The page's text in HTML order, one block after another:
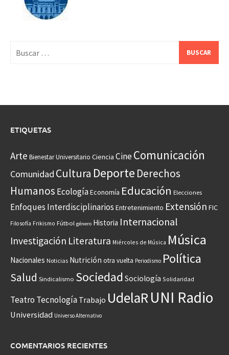
ETIQUETAS
Arte Bienestar Universitario Ciencia CineComunicación
Comunidad Cultura Deporte Derechos
Humanos EcologíaEconomía Educación Elecciones
Enfoques Interdisciplinarios Entretenimiento Extensión FIC
Filosofía Frikismo Fútbol género Historia Internacional
Investigación Literatura Miércoles de Música Música
Nacionales Noticias Nutrición otra vuelta Periodismo Política
Salud Sindicalismo Sociedad Sociología Solidaridad
Teatro Tecnología Trabajo UdelaRUNI Radio
Universidad Universo Alternativo
COMENTARIOS RECIENTES